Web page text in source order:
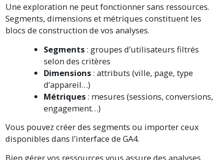
Une exploration ne peut fonctionner sans ressources.
Segments, dimensions et métriques constituent les
blocs de construction de vos analyses.
Segments : groupes d’utilisateurs filtrés
selon des critères
Dimensions : attributs (ville, page, type
d’appareil…)
Métriques : mesures (sessions, conversions,
engagement…)
Vous pouvez créer des segments ou importer ceux
disponibles dans l’interface de GA4.
Bien gérer vos ressources vous assure des analyses